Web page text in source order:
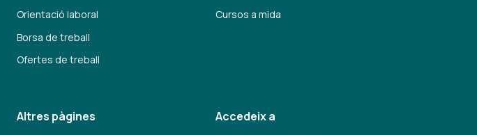
Orientació laboral
Borsa de treball
Ofertes de treball
Cursos a mida
Altres pàgines Accedeix a